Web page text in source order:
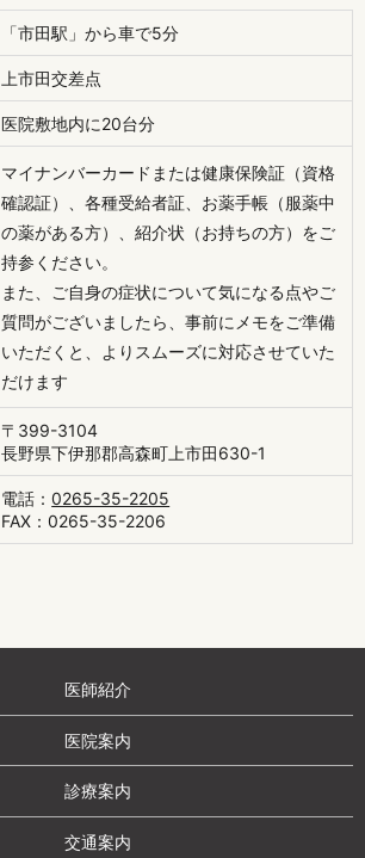
「市田駅」から車で5分
上市田交差点
医院敷地内に20台分
マイナンバーカードまたは健康保険証（資格
確認証）、各種受給者証、お薬手帳（服薬中
の薬がある方）、紹介状（お持ちの方）をご
持参ください。
また、ご自身の症状について気になる点やご
質問がございましたら、事前にメモをご準備
いただくと、よりスムーズに対応させていた
だけます
〒399-3104
長野県下伊那郡高森町上市田630-1
電話：0265-35-2205
FAX：0265-35-2206
医師紹介
医院案内
診療案内
交通案内